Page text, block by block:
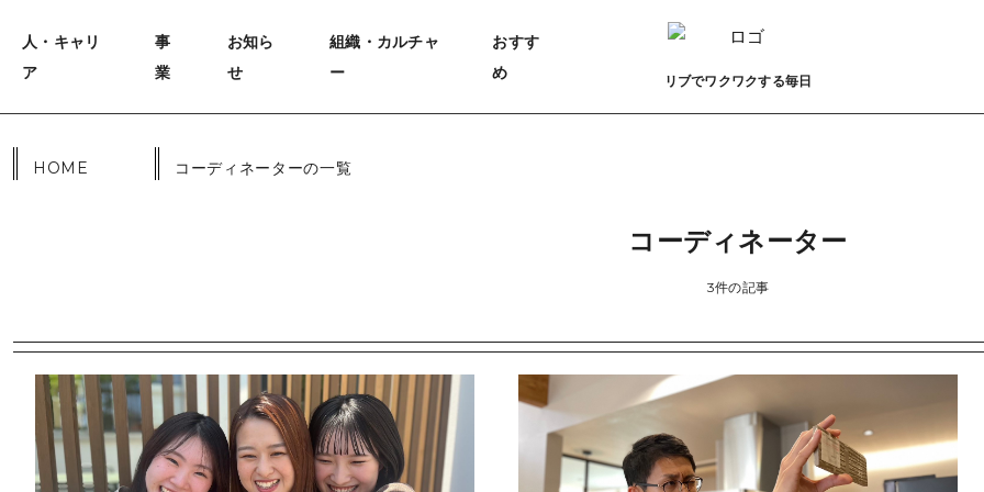
人・キャリ
ア
事
業
お知ら
せ
組織・カルチャ
ー
おすす
め
リブでワクワクする毎日
HOME コーディネーターの一覧
コーディネーター
3件の記事